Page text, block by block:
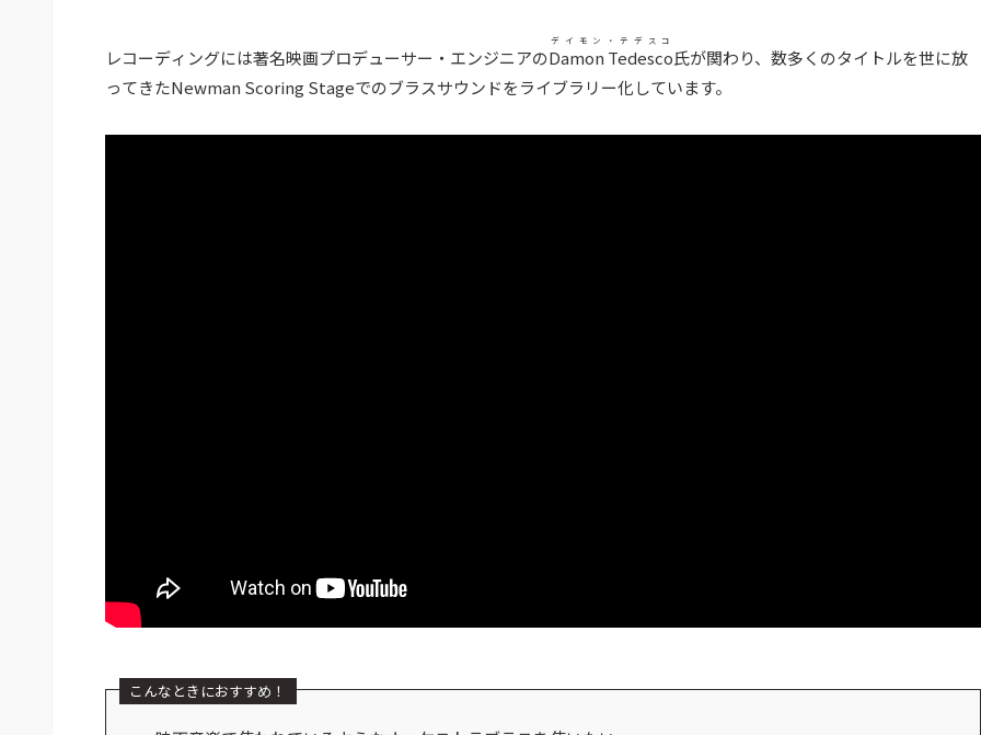
レコーディングには著名映画プロデューサー・エンジニアのDamon Tedesco
デイモン・テデスコ
氏が関わり、数多くのタイトルを世に放
ってきたNewman Scoring Stageでのブラスサウンドをライブラリー化しています。
こんなときにおすすめ！